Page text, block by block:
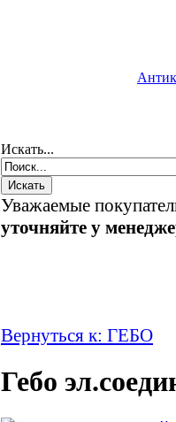
Искать...
Уважаемые
уточняйте у
Вернуться к: ГЕБО
Гебо